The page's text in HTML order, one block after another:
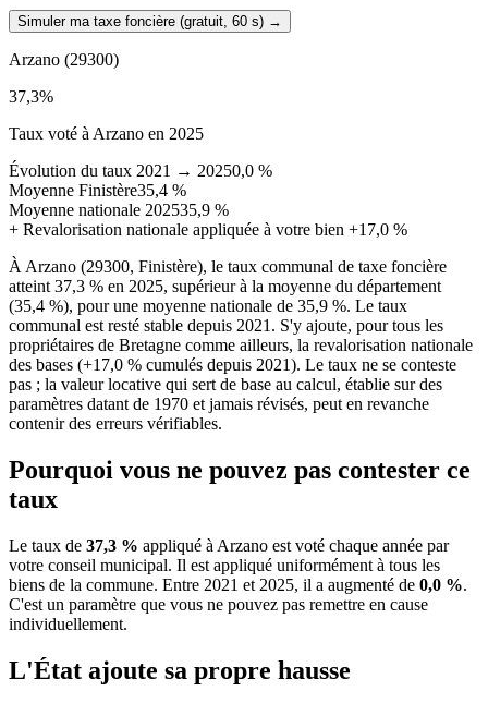
Simuler ma taxe foncière (gratuit, 60 s) →
Arzano (29300)
37,3%
Taux voté à Arzano en 2025
Évolution du taux 2021 → 20250,0 %
Moyenne Finistère35,4 %
Moyenne nationale 202535,9 %
+ Revalorisation nationale appliquée à votre bien +17,0 %
À Arzano (29300, Finistère), le taux communal de taxe foncière
atteint 37,3 % en 2025, supérieur à la moyenne du département
(35,4 %), pour une moyenne nationale de 35,9 %. Le taux
communal est resté stable depuis 2021. S'y ajoute, pour tous les
propriétaires de Bretagne comme ailleurs, la revalorisation nationale
des bases (+17,0 % cumulés depuis 2021). Le taux ne se conteste
pas ; la valeur locative qui sert de base au calcul, établie sur des
paramètres datant de 1970 et jamais révisés, peut en revanche
contenir des erreurs vérifiables.
Pourquoi vous ne pouvez pas contester ce
taux
Le taux de 37,3 % appliqué à Arzano est voté chaque année par
votre conseil municipal. Il est appliqué uniformément à tous les
biens de la commune. Entre 2021 et 2025, il a augmenté de 0,0 %.
C'est un paramètre que vous ne pouvez pas remettre en cause
individuellement.
L'État ajoute sa propre hausse